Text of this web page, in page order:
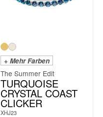
+ Mehr Farben
The Summer Edit
TURQUOISE
CRYSTAL COAST
CLICKER
XHJ23